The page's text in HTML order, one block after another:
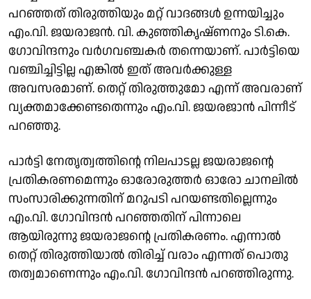
പറഞ്ഞത് തിരുത്തിയും മറ്റ് വാദങ്ങൾ ഉന്നയിച്ചും
എം.വി. ജയരാജൻ. വി. കുഞ്ഞികൃഷ്ണനും ടി.കെ.
ഗോവിന്ദനും വർഗവഞ്ചകർ തന്നെയാണ്. പാർട്ടിയെ
വഞ്ചിച്ചിട്ടില്ല എങ്കിൽ ഇത് അവർക്കുള്ള
അവസരമാണ്. തെറ്റ് തിരുത്തുമോ എന്ന് അവരാണ്
വ്യക്തമാക്കേണ്ടതെന്നും എം.വി. ജയരജാൻ പിന്നീട്
പറഞ്ഞു.
പാർട്ടി നേതൃത്വത്തിന്റെ നിലപാടല്ല ജയരാജന്റെ
പ്രതികരണമെന്നും ഓരോരുത്തർ ഓരോ ചാനലിൽ
സംസാരിക്കുന്നതിന് മറുപടി പറയണ്ടതില്ലെന്നും
എം.വി. ​ഗോവിന്ദൻ പറ‍ഞ്ഞതിന് പിന്നാലെ
ആയിരുന്നു ജയരാജന്റെ പ്രതികരണം. എന്നാൽ
തെറ്റ് തിരുത്തിയാൽ തിരിച്ച് വരാം എന്നത് പൊതു
തത്വമാണെന്നും എം.വി. ഗോവിന്ദൻ പറഞ്ഞിരുന്നു.